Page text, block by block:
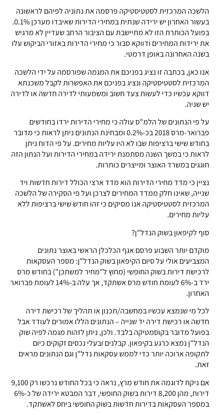
הלשכה המרכזית לסטטיסטיקה פרסמה את נתוניה לפיהם לראשונה
בעשור האחרון יש ירידה שנתית במחירי הדירות שאיבדו מערכן 0.1%.
בפועל הכותרת הזו לא מתיישבת עם הציבור הרחב שעדיין לא מרגיש
את ירידות המחירים ודווקא סבור כי מחירי הדירות באזורי הביקוש עלו
בשנה האחרונה באופן דרמטי.
אנו כאן, בכתבה זו נציג בפניכם את המגמה שפורסמה על ידי הלשכה
המרכזית לסטטיסטיקה ונציג בפניכם את האפשרות לקבל משכנתא
דווקא עכשיו כדי לעשות צעד חשוב ומשמעותי לדירה חדשה או לדירה
יש שניה.
על פי הנתונים של הלמ"ס עולה כי מחירי הדירות ירדו בחודשים
פברואר-מרס 2018 בכ-0.2% ומבחינת הנתונים ניתן לראות כי מדובר
בחודש שישי ברציפות שבו לא היו עליות מחירים. על פי הדוח ניתן
לראות כי במשך השנה מסתמנת ירידה במחירי הדירות ועל הנתון הזה
חוגגים במשרד האוצר ומייצרים כותרות.
נציין כי מדד מחירי הדירות הוא מדד ארצי הכולל דירות חדשות ויד
שנייה, שאינו חלק ממדד המחירים לצרכן ועל פי הסקירה של הלשכה
המרכזית לסטטיסטיקה אנו מסיקים כי זהו חודש שישי ברציפות ללא
עליות מחירים.
סוף לקיפאון בשוק הנדל"ן?
מוקדם יותר השבוע פרסם אגף הכלכלן הראשי באוצר נתונים
המצביעים אולי על סיום הקיפאון בשוק הנדל"ן: מספר העסקאות
לרכישת דירות בשוק החופשי (מחוץ ל"מחיר למשתכן") בחודש מרס
ירד ב-6% לעומת חודש מרס אשתקד, אך עלה ב-14% לעומת פברואר
האחרון.
לכל מי שנמצא עכשיו במחשבה/תכנון או תהליך של רכישת דירה
חדשה או רכישת דירה יד שנייה – הנתונים הללו אמורים לעודד אבל
בפועל מדובר בקוסמטיקה בלבד. ולכן, ניתן לזהות מגמה לפיה שוק
הנדל"ן נמצא כרגע בקיפאון. קבלנים ובעלי נכסים זקוקים כיום
לתקופה ארוכה יותר כדי לממש עסקאות נדל"ן וגם הנתונים מראים
זאת.
אם ניקח לדוגמה את חודש מרץ, נראה כי בכל החודש נרכשו רק 9,100
דירות, מהן 8,200 דירות בשוק החופשי, דבר המבטא ירידה של כ-6%
במספר העסקאות בדירות חדשות בשוק החופשי ביחס לאשתקד.